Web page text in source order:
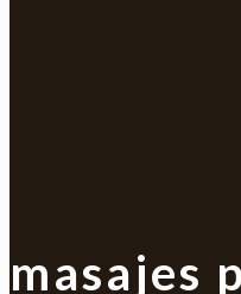
masajes